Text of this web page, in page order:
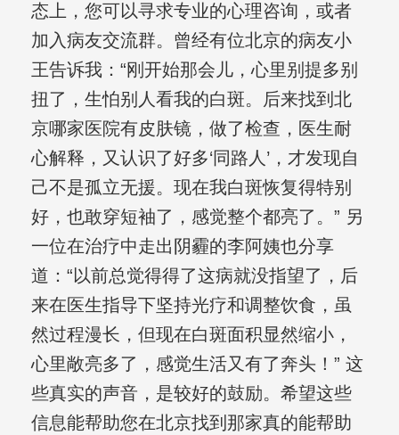
态上，您可以寻求专业的心理咨询，或者
加入病友交流群。曾经有位北京的病友小
王告诉我：“刚开始那会儿，心里别提多别
扭了，生怕别人看我的白斑。后来找到北
京哪家医院有皮肤镜，做了检查，医生耐
心解释，又认识了好多‘同路人’，才发现自
己不是孤立无援。现在我白斑恢复得特别
好，也敢穿短袖了，感觉整个都亮了。” 另
一位在治疗中走出阴霾的李阿姨也分享
道：“以前总觉得得了这病就没指望了，后
来在医生指导下坚持光疗和调整饮食，虽
然过程漫长，但现在白斑面积显然缩小，
心里敞亮多了，感觉生活又有了奔头！” 这
些真实的声音，是较好的鼓励。希望这些
信息能帮助您在北京找到那家真的能帮助